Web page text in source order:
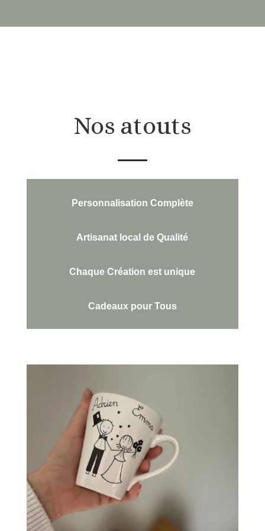
Nos atouts
Personnalisation Complète
Artisanat local de Qualité
Chaque Création est unique
Cadeaux pour Tous